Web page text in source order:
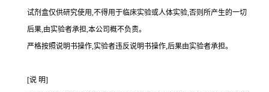
试剂盒仅供研究使用,不得用于临床实验或人体实验,否则所产生的一切
后果,由实验者承担,本公司概不负责。
严格按照说明书操作,实验者违反说明书操作,后果由实验者承担。
[说 明]